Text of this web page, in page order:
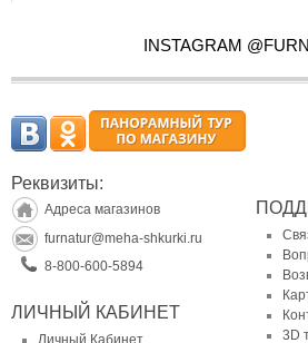
INSTAGRAM
Реквизиты:
Адреса магазинов
furnatur@meha-shkurki.ru
8-800-600-5894
ЛИЧНЫЙ КАБИНЕТ
3D